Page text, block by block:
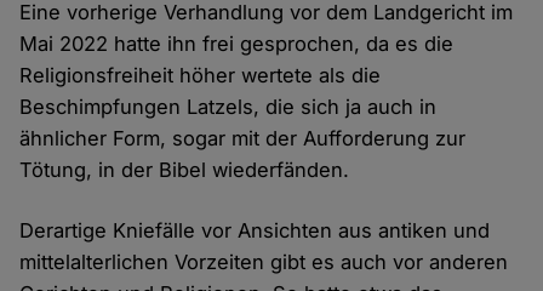
Eine vorherige Verhandlung vor dem Landgericht im
Mai 2022 hatte ihn frei gesprochen, da es die
Religionsfreiheit höher wertete als die
Beschimpfungen Latzels, die sich ja auch in
ähnlicher Form, sogar mit der Aufforderung zur
Tötung, in der Bibel wiederfänden.
Derartige Kniefälle vor Ansichten aus antiken und
mittelalterlichen Vorzeiten gibt es auch vor anderen